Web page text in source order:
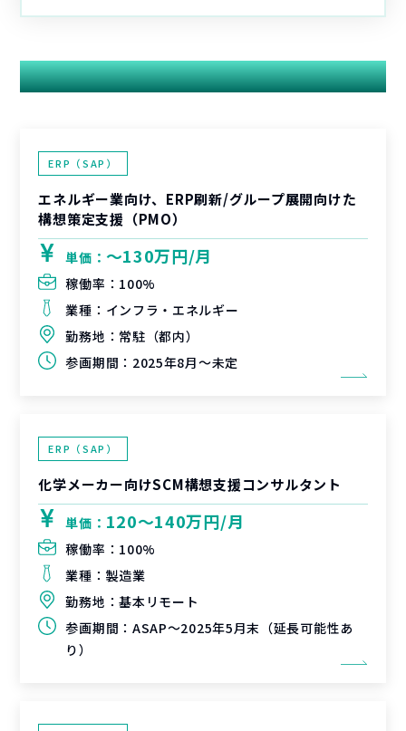
関連する案件
ERP（SAP）
エネルギー業向け、ERP刷新/グループ展開向けた
構想策定支援（PMO）
単価： 〜130万円/月
稼働率： 100%
業種： インフラ・エネルギー
勤務地： 常駐（都内）
参画期間： 2025年8月～未定
ERP（SAP）
化学メーカー向けSCM構想支援コンサルタント
単価： 120〜140万円/月
稼働率： 100%
業種： 製造業
勤務地：基本リモート
参画期間： ASAP～2025年5月末（延長可能性あ
り）